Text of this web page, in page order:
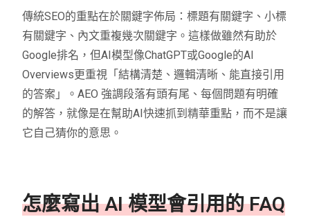
傳統SEO的重點在於關鍵字佈局：標題有關鍵字、小標
有關鍵字、內文重複幾次關鍵字。這樣做雖然有助於
Google排名，但AI模型像ChatGPT或Google的AI
Overviews更重視「結構清楚、邏輯清晰、能直接引用
的答案」。AEO 強調段落有頭有尾、每個問題有明確
的解答，就像是在幫助AI快速抓到精華重點，而不是讓
它自己猜你的意思。
怎麼寫出 AI 模型會引用的 FAQ